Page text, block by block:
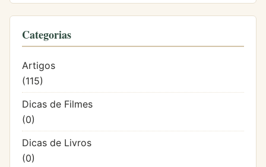
Categorias
Artigos
(115)
Dicas de Filmes
(0)
Dicas de Livros
(0)